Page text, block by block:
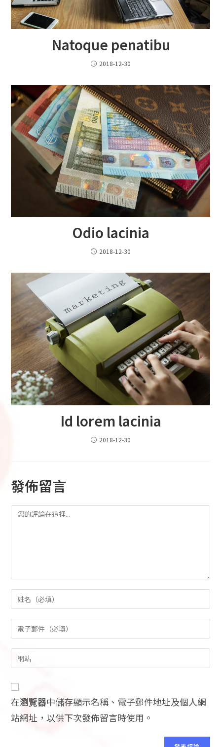
Natoque penatibu
2018-12-30
Odio lacinia
2018-12-30
Id lorem lacinia
2018-12-30
發佈留言
在瀏覽器中儲存顯示名稱、電子郵件地址及個人網
站網址，以供下次發佈留言時使用。